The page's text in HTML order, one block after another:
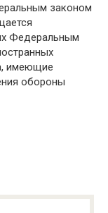
законом
Федеральным
имеющие
обороны